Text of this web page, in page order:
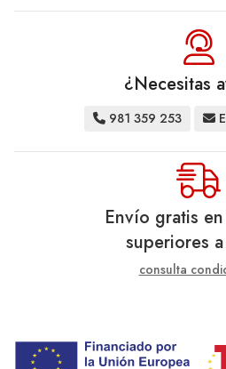
¿Necesitas
981 359 253
Envío gratis
superiores a
consulta